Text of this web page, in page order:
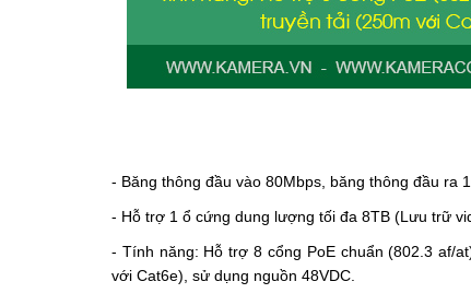
- Băng thông đầu vào 80Mbps, băng thông đầu ra
- Hỗ trợ 1 ổ cứng dung lượng tối đa 8TB (Lưu trữ
- Tính năng: Hỗ trợ 8 cổng PoE chuẩn (802.3 af/
với Cat6e), sử dụng nguồn 48VDC.